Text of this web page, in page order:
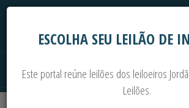
ESCOLHA SEU LEILÃO DE
Este portal reúne leilões dos leiloeiros
Leilões.